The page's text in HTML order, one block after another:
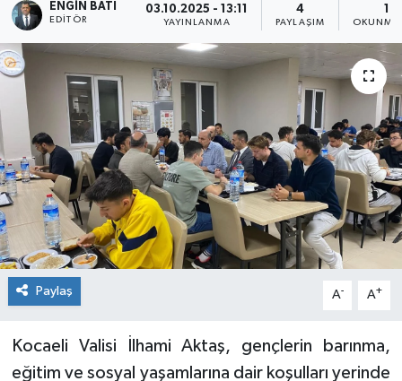
ENGIN BATI
EDITÖR
03.10.2025 - 13:11
YAYINLANMA
4
PAYLAŞIM
1
OKUNMA
Paylaş A- A+
Kocaeli Valisi İlhami Aktaş, gençlerin barınma,
eğitim ve sosyal yaşamlarına dair koşulları yerinde